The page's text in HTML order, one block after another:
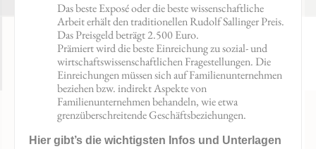
Das beste Exposé oder die beste wissenschaftliche
Arbeit erhält den traditionellen Rudolf Sallinger Preis.
Das Preisgeld beträgt 2.500 Euro.
Prämiert wird die beste Einreichung zu sozial- und
wirtschaftswissenschaftlichen Fragestellungen. Die
Einreichungen müssen sich auf Familienunternehmen
beziehen bzw. indirekt Aspekte von
Familienunternehmen behandeln, wie etwa
grenzüberschreitende Geschäftsbeziehungen.
Hier gibt’s die wichtigsten Infos und Unterlagen